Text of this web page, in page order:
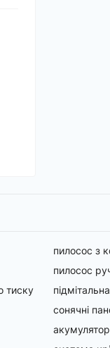
пилосос з
пилосос
тиску
сонячні